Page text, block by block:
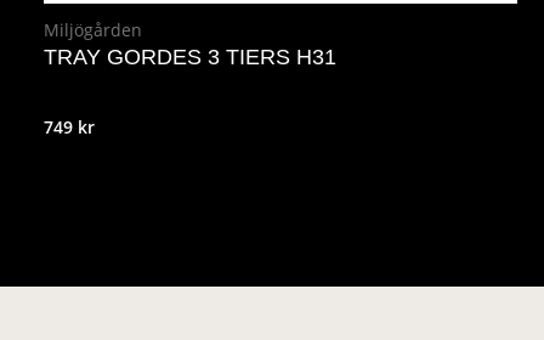
Miljögården
TRAY GORDES 3 TIERS H31
749 kr